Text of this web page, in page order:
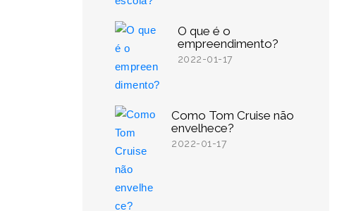
O que é o
empreendimento?
2022-01-17
Como Tom Cruise não
envelhece?
2022-01-17